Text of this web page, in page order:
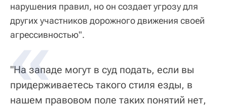
нарушения правил, но он создает угрозу для
других участников дорожного движения своей
агрессивностью".
"На западе могут в суд подать, если вы
придерживаетесь такого стиля езды, в
нашем правовом поле таких понятий нет,